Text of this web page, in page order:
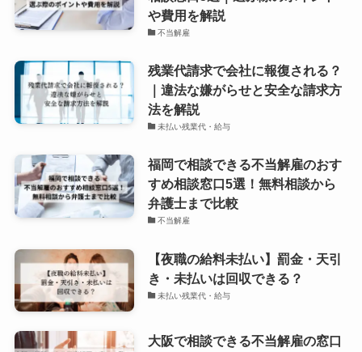
や費用を解説
不当解雇
残業代請求で会社に報復される？
｜違法な嫌がらせと安全な請求方
法を解説
未払い残業代・給与
福岡で相談できる不当解雇のおす
すめ相談窓口5選！無料相談から
弁護士まで比較
不当解雇
【夜職の給料未払い】罰金・天引
き・未払いは回収できる？
未払い残業代・給与
大阪で相談できる不当解雇の窓口